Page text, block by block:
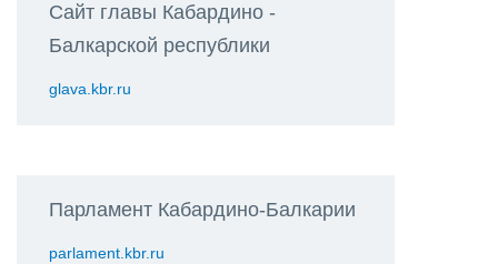
Сайт главы Кабардино -
Балкарской республики
glava.kbr.ru
Парламент Кабардино-Балкарии
parlament.kbr.ru